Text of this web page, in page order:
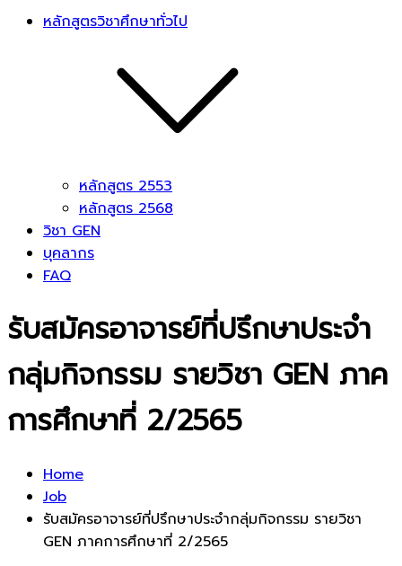
หลักสูตรวิชาศึกษาทั่วไป
หลักสูตร 2553
หลักสูตร 2568
วิชา GEN
บุคลากร
FAQ
รับสมัครอาจารย์ที่ปรึกษาประจำ
กลุ่มกิจกรรม รายวิชา GEN ภาค
การศึกษาที่ 2/2565
Home
Job
รับสมัครอาจารย์ที่ปรึกษาประจำกลุ่มกิจกรรม รายวิชา
GEN ภาคการศึกษาที่ 2/2565